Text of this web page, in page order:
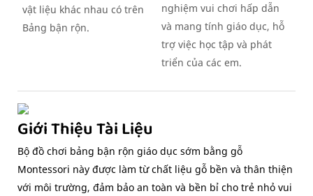
vật liệu khác nhau có trên
Bảng bận rộn.
nghiệm vui chơi hấp dẫn
và mang tính giáo dục, hỗ
trợ việc học tập và phát
triển của các em.
Giới Thiệu Tài Liệu
Bộ đồ chơi bảng bận rộn giáo dục sớm bằng gỗ
Montessori này được làm từ chất liệu gỗ bền và thân thiện
với môi trường, đảm bảo an toàn và bền bỉ cho trẻ nhỏ vui